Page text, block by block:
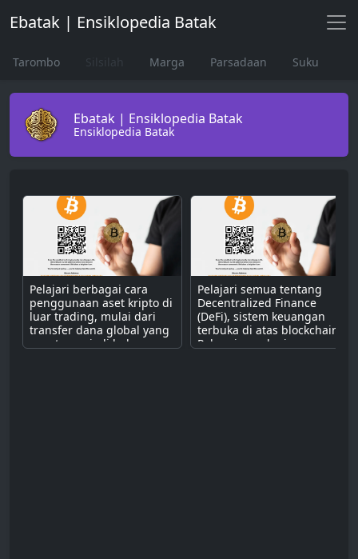
Ebatak | Ensiklopedia Batak
Tarombo Marga Parsadaan Suku
Ebatak | Ensiklopedia Batak
Ensiklopedia Batak
Pelajari berbagai cara
penggunaan aset kripto di
luar trading, mulai dari
transfer dana global yang
cepat, menjadi bahan
Pelajari semua tentang
Decentralized Finance
(DeFi), sistem keuangan
terbuka di atas blockchain.
Pahami cara kerjanya